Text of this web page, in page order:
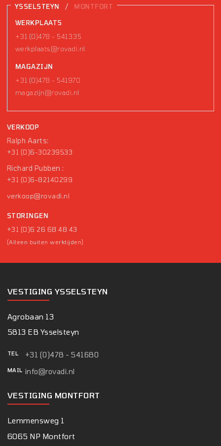
YSSELSTEYN / MONTFORT
WERKPLAATS
+31 (0)478 - 541335
werkplaats@rovadi.nl
MAGAZIJN
+31 (0)478 - 541970
magazijn@rovadi.nl
VERKOOP
Ralph Aarts:
+31 (0)6-30239533
Richard Pubben :
+31 (0)6-82140299
verkoop@rovadi.nl
STORINGEN
+31 (0)6 26 68 48 43
(Alleen buiten werktijden)
VESTIGING YSSELSTEYN
Agrobaan 13
5813 EB Ysselsteyn
TEL +31 (0)478 - 541680
MAIL info@rovadi.nl
VESTIGING MONTFORT
Lemmensweg 1
6065 NP Montfort